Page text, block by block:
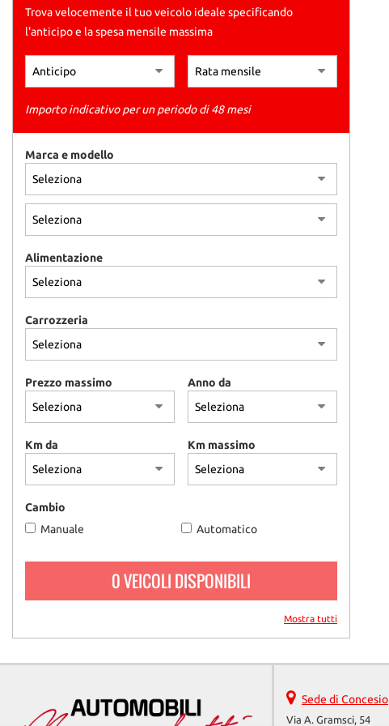
Trova velocemente il tuo veicolo ideale specificando
l'anticipo e la spesa mensile massima
Importo indicativo per un periodo di 48 mesi
Marca e modello
Alimentazione
Carrozzeria
Prezzo massimo Anno da
Km da Km massimo
Cambio
Manuale
Automatico
0 VEICOLI DISPONIBILI
Mostra tutti
Sede di Concesio
Via A. Gramsci, 54